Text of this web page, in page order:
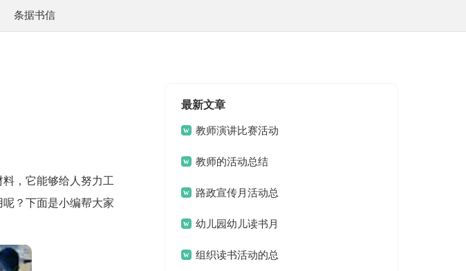
条据书信
，它能够给人努力工
？下面是小编帮大家
最新文章
教师演讲比赛活动
总结教师的活动总结
路政宣传月活动总
结 幼儿园幼儿读书月
活动总结
组织读书活动的总